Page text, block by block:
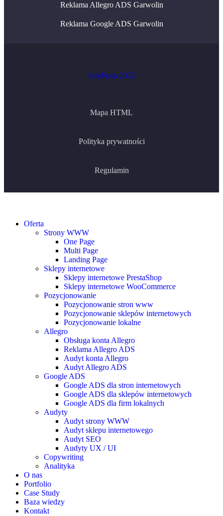
Reklama Allegro ADS Garwolin
Reklama Google ADS Garwolin
SalePush 2025
Mapa HTML
Polityka prywatności
Regulamin
Oferta
Strony WWW
One Page
Multi Page
Landing Page
Sklepy internetowe
Sklepy internetowe PrestaShop
Sklepy internetowe WooCommerce
Pozycjonowanie
Pozycjonowanie stron www
Pozycjonowanie sklepów internetowych
Pozycjonowanie lokalne
Allegro
Obsługa konta Allegro
Reklama Allegro ADS
Audyt konta Allegro
Audyt Allegro ADS
Google ADS
Google ADS dla stron internetowych
Google ADS dla sklepów internetowych
Google ADS dla firm lokalnych
Audyty
Audyt strony WWW
Audyt sklepu internetowego
Audyt SEO
Audyty UX / UI
Copywriting
Analityka
O nas
Portfolio
Case Study
Baza wiedzy
Kontakt